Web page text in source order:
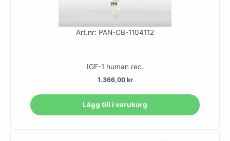
Art.nr: PAN-CB-1104112
IGF-1 human rec.
1.366,00 kr
Lägg till i varukorg